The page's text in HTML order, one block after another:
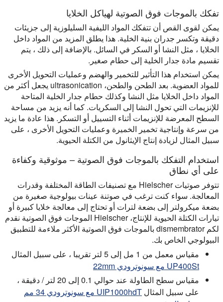
تفكك بالموجات فوق الصوتية لهياكل الخلايا
يمكن لقوى القص أن تتفكك المواد الليفية السليلوزية إلى جزيئات
دقيقة وتكسر جدران بنية الخلية. هذا يطلق المزيد من المواد داخل
الخلايا ، مثل النشا أو السكر في السائل. بالإضافة إلى ذلك ، يتم
تقسيم مادة جدار الخلية إلى حطام صغير.
يمكن استخدام هذا التأثير للتخمير والهضم وعمليات التحويل الأخرى
للمواد العضوية. بعد الطحن والطحن، ultrasonication يجعل أكثر من
المواد داخل الخلايا مثل النشا وكذلك حطام جدار الخلية المتاحة
للإنزيمات التي تحول النشا إلى السكريات. كما أنه يزيد من مساحة
السطح المعرضة للإنزيمات أثناء التسييل أو التسكر. هذا عادة ما يزيد
من سرعة وإنتاجية تخمير الخميرة وعمليات التحويل الأخرى ، على
سبيل المثال لزيادة إنتاج الإيثانول من الكتلة الحيوية.
استخدام التفكك بالموجات فوق الصوتية – موثوقية وكفاءة
على أي نطاق
تتوفر صوتيات Hielscher مع تصنيفات الطاقة المختلفة وقدرات
المعالجة. سواء كنت ترغب في صوتنة عينات بيولوجية صغيرة من
بضعة ميكرولتر إلى بضعة لترات أو تحتاج إلى معالجة خلايا كبيرة أو
تيارات الكتلة الحيوية للإنتاج، Hielscher الموجات فوق الصوتية نقدم
لكم dismembrator بالموجات فوق الصوتية الأكثر ملاءمة للتطبيق
البيولوجي الخاص بك.
مقياس معمل من 1 مل إلى 5 لتر تقريبا ، على سبيل المثال
UP400St مع سونوترودي 22mm
مقياس سطح الطاولة عند حوالي 0.1 إلى 20 لتر / دقيقة ،
على سبيل المثال
UIP1000hdT مع سونوترودي 34 مم